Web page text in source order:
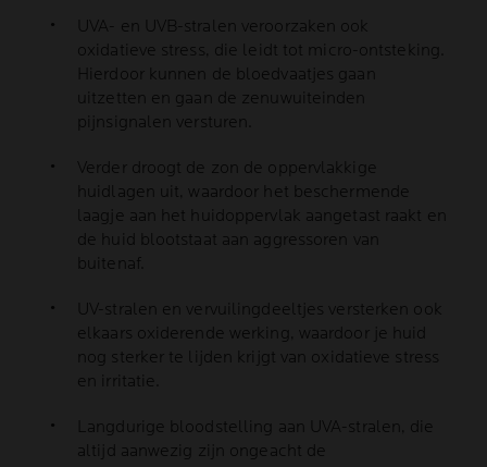
UVA- en UVB-stralen veroorzaken ook
oxidatieve stress, die leidt tot micro-ontsteking.
Hierdoor kunnen de bloedvaatjes gaan
uitzetten en gaan de zenuwuiteinden
pijnsignalen versturen.
Verder droogt de zon de oppervlakkige
huidlagen uit, waardoor het beschermende
laagje aan het huidoppervlak aangetast raakt en
de huid blootstaat aan aggressoren van
buitenaf.
UV-stralen en vervuilingdeeltjes versterken ook
elkaars oxiderende werking, waardoor je huid
nog sterker te lijden krijgt van oxidatieve stress
en irritatie.
Langdurige bloodstelling aan UVA-stralen, die
altijd aanwezig zijn ongeacht de